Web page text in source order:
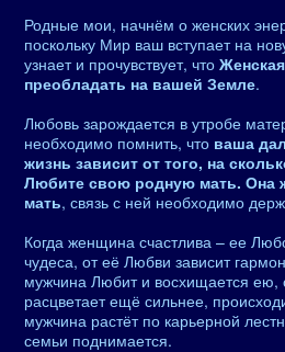
Родные мои, начнём о женских
поскольку Мир ваш вступает на
узнает и прочувствует, что
преобладать на вашей Земле.
Любовь зарождается в утробе
необходимо помнить, что ваша
жизнь зависит от того, на
Любите свою родную мать. Она
мать, связь с ней необходимо
Когда женщина счастлива – ее
чудеса, от её Любви зависит
мужчина Любит и восхищается ею,
расцветает ещё сильнее,
мужчина растёт по карьерной
семьи поднимается.